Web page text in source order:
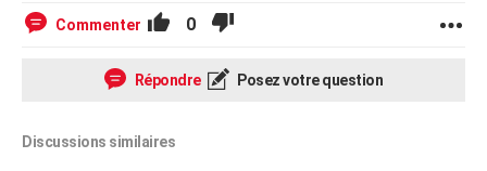
Commenter 0
Répondre Posez votre question
Discussions similaires